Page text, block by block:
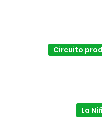
Circuito
La